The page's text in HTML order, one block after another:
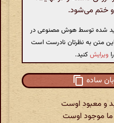
ختم می‌شود.
شده توسط هوش مصنوعی در
این متن به نظرتان نادرست است
ویرایشکنید.
ساده
و معبود اوست
ما موجود اوست